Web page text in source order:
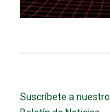
Suscríbete a nuestro